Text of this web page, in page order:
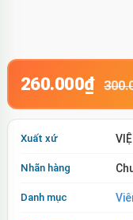
260.000₫
Xuất xứ
Nhãn hàng
Danh mục